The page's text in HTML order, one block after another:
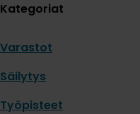
Kategoriat
Varastot
Säilytys
Työpisteet